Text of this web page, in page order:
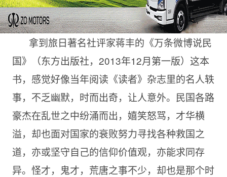
日本华侨报 2022/7/5 14:00:18
拿到旅日著名社评家蒋丰的《万条微博说民
国》（东方出版社，2013年12月第一版）这本
书，感觉好像当年阅读《读者》杂志里的名人轶
事，不乏幽默，时而出奇，让人意外。民国各路
豪杰在乱世之中纷涌而出，嬉笑怒骂，才华横
溢，却也面对国家的衰败努力寻找各种救国之
道，亦或坚守自己的信仰价值观，亦能求同存
异。怪才，鬼才，荒唐之事不少，却也是那个时